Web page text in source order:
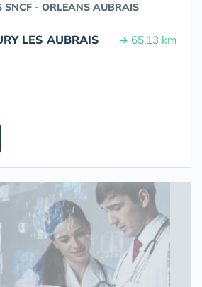
SNCF - ORLEANS AUBRAIS
LES AUBRAIS ➔ 65.13 km